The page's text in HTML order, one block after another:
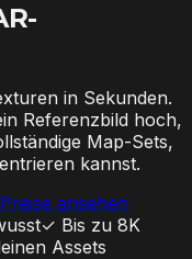
in Sekunden.
Referenzbild hoch,
Map-Sets,
kannst.
Preise ansehen
✓ Bis zu 8K
Assets